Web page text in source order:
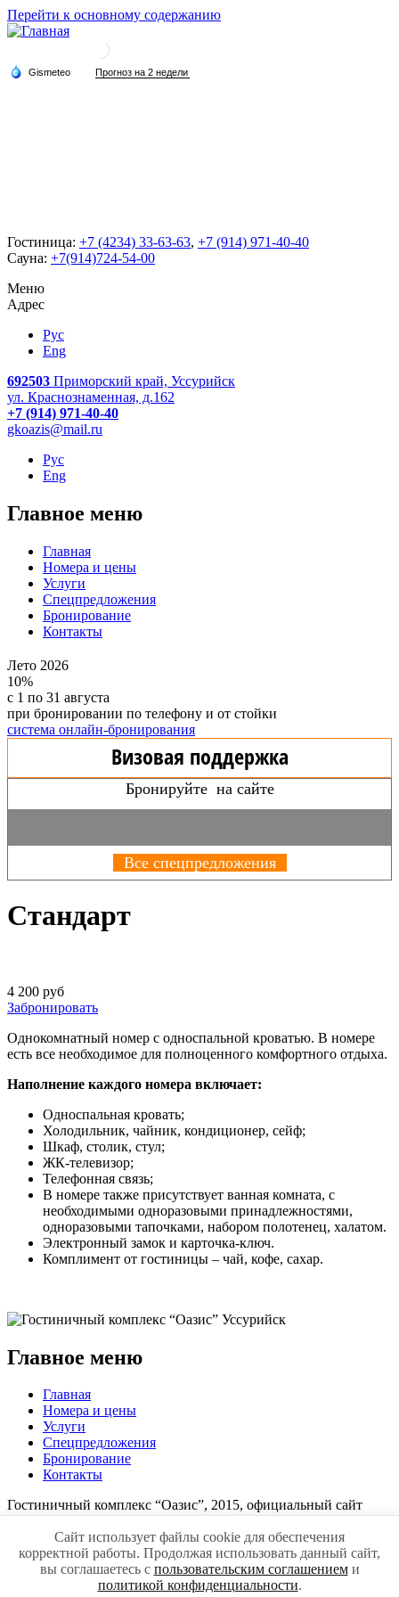
Перейти к основному содержанию
Гостиница: +7 (4234) 33-63-63, +7 (914) 971-40-40
Сауна: +7(914)724-54-00
Меню
Адрес
Рус
Eng
692503 Приморский край, Уссурийск
ул. Краснознаменная, д.162
+7 (914) 971-40-40
gkoazis@mail.ru
Рус
Eng
Главное меню
Главная
Номера и цены
Услуги
Спецпредложения
Бронирование
Контакты
Лето 2026
10%
с 1 по 31 августа
при бронировании по телефону и от стойки
система онлайн-бронирования
Визовая поддержка
Бронируйте на сайте
Все спецпредложения
Стандарт
4 200 руб
Забронировать
Однокомнатный номер с односпальной кроватью. В номере
есть все необходимое для полноценного комфортного отдыха.
Наполнение каждого номера включает:
Односпальная кровать;
Холодильник, чайник, кондиционер, сейф;
Шкаф, столик, стул;
ЖК-телевизор;
Телефонная связь;
В номере также присутствует ванная комната, с
необходимыми одноразовыми принадлежностями,
одноразовыми тапочками, набором полотенец, халатом.
Электронный замок и карточка-ключ.
Комплимент от гостиницы – чай, кофе, сахар.
Главное меню
Главная
Номера и цены
Услуги
Спецпредложения
Бронирование
Контакты
Гостиничный комплекс “Оазис”, 2015, официальный сайт
Разработка сайта -студия АртВикСаль
Сайт использует файлы cookie для обеспечения
корректной работы. Продолжая использовать данный сайт,
вы соглашаетесь с пользовательским соглашениеми
политикой конфиденциальности.
Сайт использует файлы cookie для обеспечения корректной
работы. Продолжая использовать данный сайт, вы